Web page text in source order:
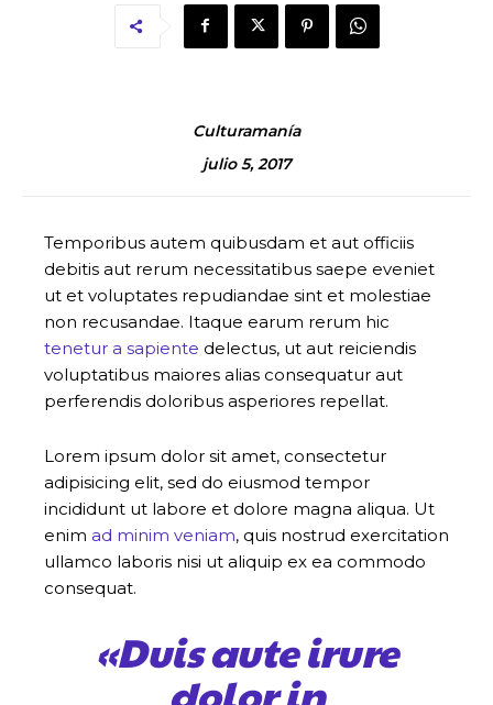
Culturamanía
julio 5, 2017
Temporibus autem quibusdam et aut officiis
debitis aut rerum necessitatibus saepe eveniet
ut et voluptates repudiandae sint et molestiae
non recusandae. Itaque earum rerum hic
tenetur a sapiente delectus, ut aut reiciendis
voluptatibus maiores alias consequatur aut
perferendis doloribus asperiores repellat.
Lorem ipsum dolor sit amet, consectetur
adipisicing elit, sed do eiusmod tempor
incididunt ut labore et dolore magna aliqua. Ut
enim ad minim veniam, quis nostrud exercitation
ullamco laboris nisi ut aliquip ex ea commodo
consequat.
«Duis aute irure
dolor in